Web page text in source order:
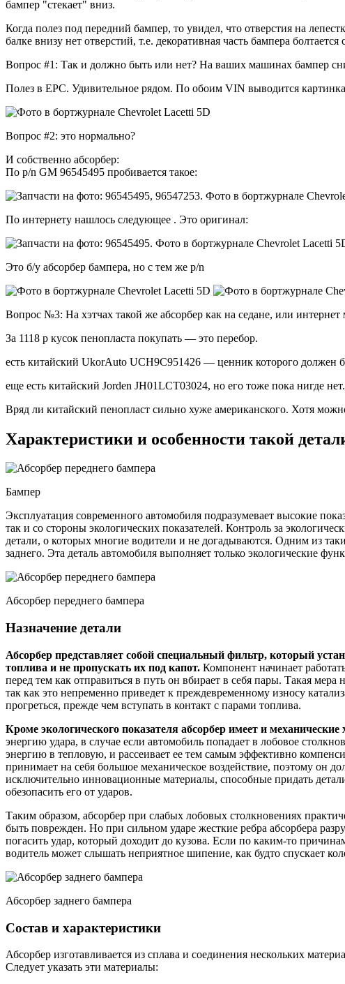
бампер "стекает" вниз.
Когда полез под передний бампер, то увидел, что отверстия на
балке внизу нет отверстий, т.е. декоративная часть бампера
Вопрос #1: Так и должно быть или нет? На ваших машинах бампер
Полез в EPC. Удивительное рядом. По обоим VIN выводится
Вопрос #2: это нормально?
И собственно абсорбер:
По p/n GM 96545495 пробивается такое:
По интернету нашлось следующее . Это оригинал:
Это б/у абсорбер бампера, но с тем же p/n
Вопрос №3: На хэтчах такой же абсорбер как на седане, или интернет
За 1118 р кусок пенопласта покупать — это перебор.
есть китайский UkorAuto UCH9C951426 — ценник которого должен
еще есть китайский Jorden JH01LCT03024, но его тоже пока нигде нет.
Вряд ли китайский пенопласт сильно хуже американского. Хотя
Характеристики и особенности такой
Бампер
Эксплуатация современного автомобиля подразумевает высокие
так и со стороны экологических показателей. Контроль за
детали, о которых многие водители и не догадываются. Одним из
заднего. Эта деталь автомобиля выполняет только экологические
Абсорбер переднего бампера
Назначение детали
Абсорбер представляет собой специальный фильтр, который
топлива и не пропускать их под капот. Компонент начинает
перед тем как отправиться в путь он вбирает в себя пары. Такая
так как это непременно приведет к преждевременному износу
прогреться, прежде чем вступать в контакт с парами топлива.
Кроме экологического показателя абсорбер имеет и механические
энергию удара, в случае если автомобиль попадает в лобовое
энергию в тепловую, и рассеивает ее тем самым эффективно
принимает на себя большое механическое воздействие, поэтому он
исключительно инновационные материалы, способные придать
обезопасить его от ударов.
Таким образом, абсорбер при слабых лобовых столкновениях
быть поврежден. Но при сильном ударе жесткие ребра абсорбера
погасить удар, который доходит до кузова. Если по каким-то
водитель может слышать неприятное шипение, как будто спускает
Абсорбер заднего бампера
Состав и характеристики
Абсорбер изготавливается из сплава и соединения нескольких
Следует указать эти материалы: